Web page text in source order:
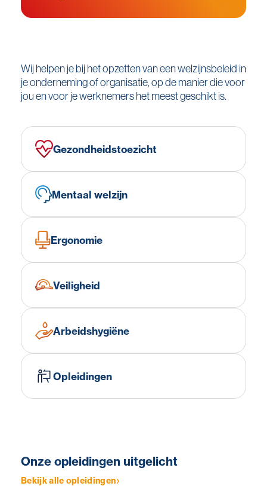
Wij helpen je bij het opzetten van een welzijnsbeleid in
je onderneming of organisatie, op de manier die voor
jou en voor je werknemers het meest geschikt is.
Gezondheidstoezicht
Mentaal welzijn
Ergonomie
Veiligheid
Arbeidshygiëne
Opleidingen
Onze opleidingen uitgelicht
Bekijk alle opleidingen